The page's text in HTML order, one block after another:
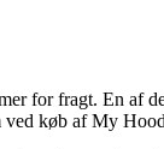
for fragt. En af
køb af My